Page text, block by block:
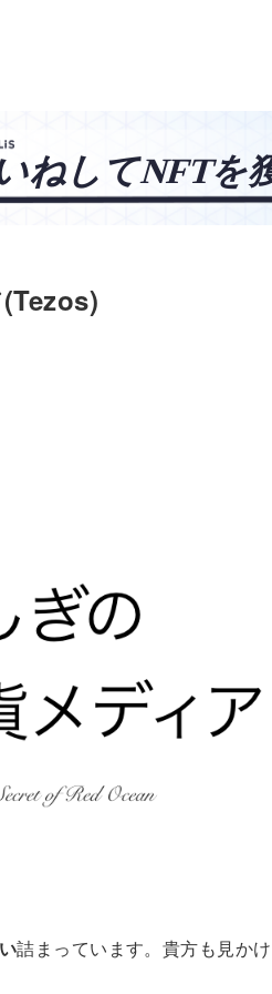
詰まっています。貴方も見か